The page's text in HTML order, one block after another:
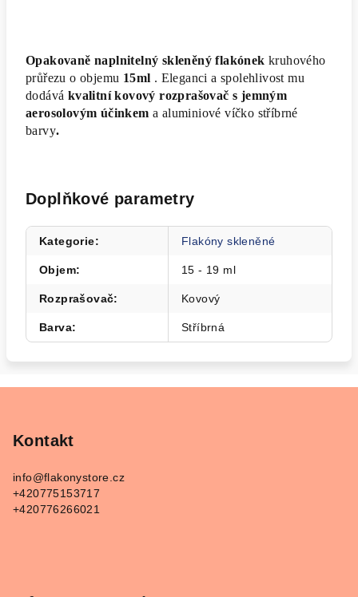
Opakovaně naplnitelný skleněný flakónek kruhového
průřezu o objemu 15ml . Eleganci a spolehlivost mu
dodává kvalitní kovový rozprašovač s jemným
aerosolovým účinkem a aluminiové víčko stříbrné
barvy.
Doplňkové parametry
Kategorie: Flakóny skleněné
Objem: 15 - 19 ml
Rozprašovač: Kovový
Barva: Stříbrná
Kontakt
info@flakonystore.cz
+420775153717
+420776266021